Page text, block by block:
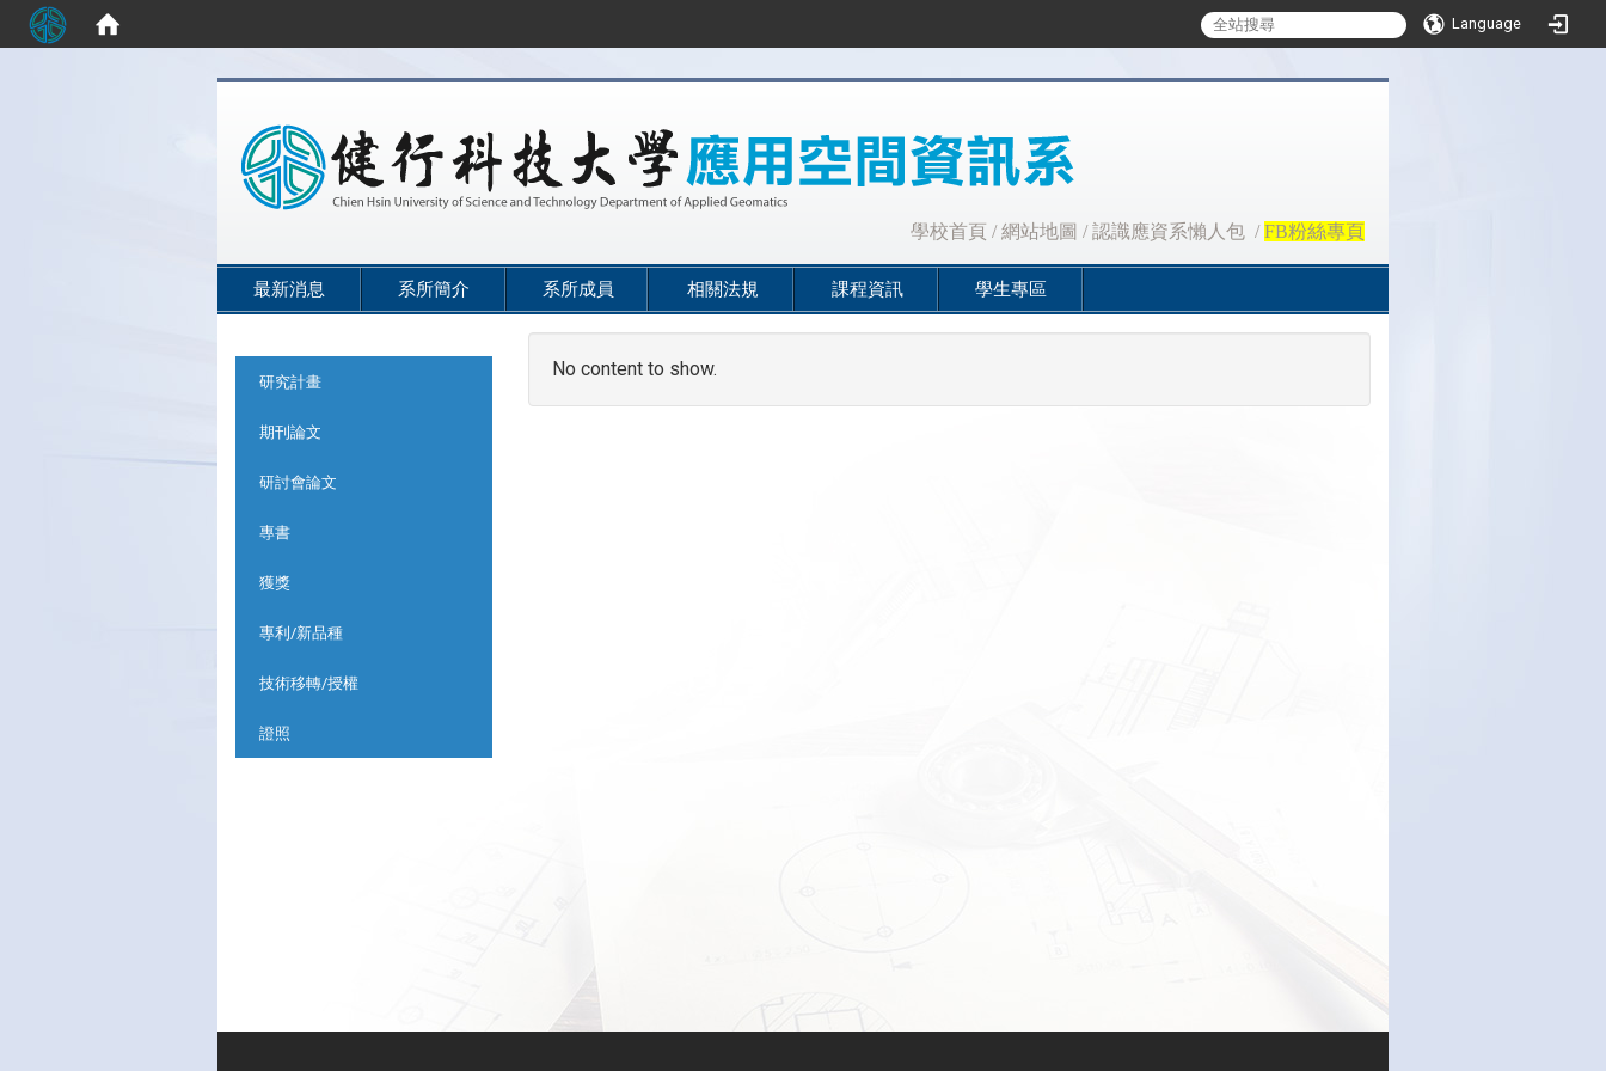
Language
學校首頁 /網站地圖 /認識應資系懶人包 /FB粉絲專頁
最新消息 系所簡介 系所成員 相關法規 課程資訊 學生專區
研究計畫
期刊論文
研討會論文
專書
獲獎
專利/新品種
技術移轉/授權
證照
No content to show.